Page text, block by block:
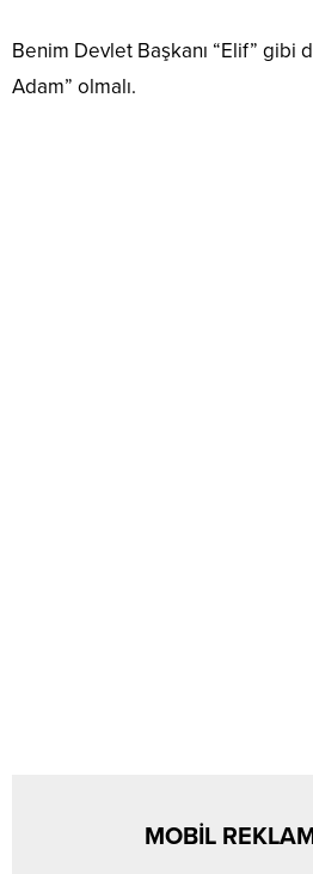
Benim Devlet Başkanı “Elif” gibi
Adam” olmalı.
MOBİL